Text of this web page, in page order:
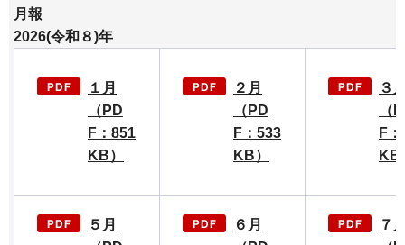
月報
2026(令和８)年
１月
（PD
F：851
KB）
２月
（PD
F：533
KB）
３
（
F
KB
５月
６月
７